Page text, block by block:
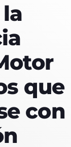
que
con